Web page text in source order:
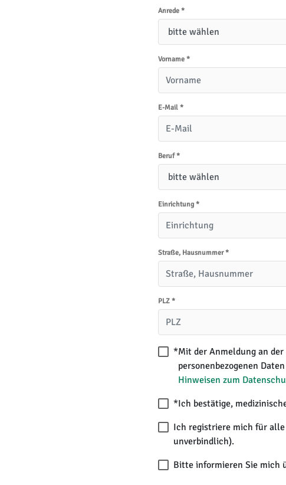
Anrede *
Vorname *
E-Mail *
Beruf*
Einrichtung *
Straße, Hausnummer*
PLZ *
*Mit der Anmeldung an
personenbezogenen
Hinweisen zum
*Ich bestätige,
Ich registriere mich für
unverbindlich).
Bitte informieren Sie mich